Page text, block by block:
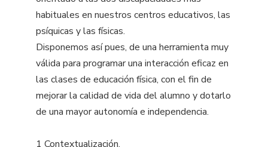
habituales en nuestros centros educativos, las
psíquicas y las físicas.
Disponemos así pues, de una herramienta muy
válida para programar una interacción eficaz en
las clases de educación física, con el fin de
mejorar la calidad de vida del alumno y dotarlo
de una mayor autonomía e independencia.
1 Contextualización.